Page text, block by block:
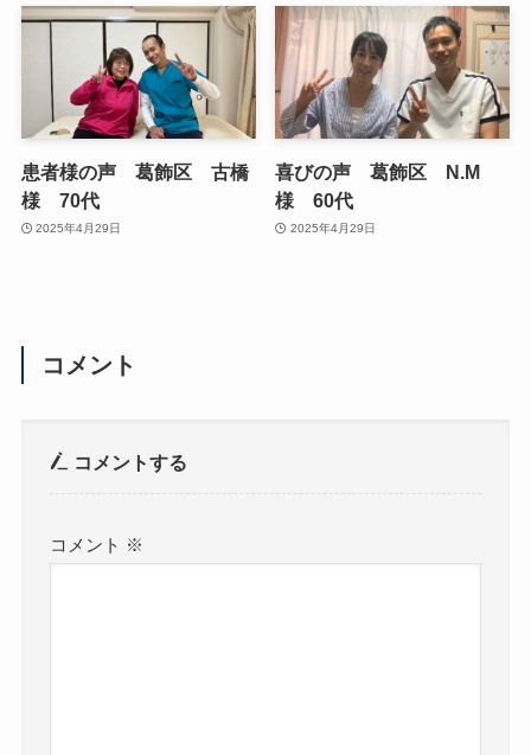
患者様の声 葛飾区 古橋
様 70代
2025年4月29日
喜びの声 葛飾区 N.M
様 60代
2025年4月29日
コメント
コメントする
コメント ※